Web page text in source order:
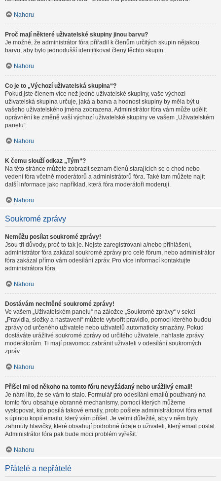
Nahoru
Proč mají některé uživatelské skupiny jinou barvu?
Je možné, že administrátor fóra přiřadil k členům určitých skupin nějakou
barvu, aby bylo jednodušší identifikovat členy těchto skupin.
Nahoru
Co je to „Výchozí uživatelská skupina“?
Pokud jste členem více než jedné uživatelské skupiny, vaše výchozí
uživatelská skupina určuje, jaká a barva a hodnost skupiny by měla být u
vašeho uživatelského jména zobrazena. Administrátor fóra vám může udělit
oprávnění ke změně vaší výchozí uživatelské skupiny ve vašem „Uživatelském
panelu“.
Nahoru
K čemu slouží odkaz „Tým“?
Na této stránce můžete zobrazit seznam členů starajících se o chod nebo
vedení fóra včetně moderátorů a administrátorů fóra. Také tam můžete najít
další informace jako například, která fóra moderátoři moderují.
Nahoru
Soukromé zprávy
Nemůžu posílat soukromé zprávy!
Jsou tři důvody, proč to tak je. Nejste zaregistrovaní a/nebo přihlášení,
administrátor fóra zakázal soukromé zprávy pro celé fórum, nebo administrátor
fóra zakázal přímo vám odesílání zpráv. Pro více informací kontaktujte
administrátora fóra.
Nahoru
Dostávám nechtěné soukromé zprávy!
Ve vašem „Uživatelském panelu“ na záložce „Soukromé zprávy“ v sekci
„Pravidla, složky a nastavení“ můžete vytvořit pravidlo, pomocí kterého budou
zprávy od určeného uživatele nebo uživatelů automaticky smazány. Pokud
dostáváte urážlivé soukromé zprávy od určitého uživatele, nahlaste zprávy
moderátorům. Ti mají pravomoc zabránit uživateli v odesílání soukromých
zpráv.
Nahoru
Přišel mi od někoho na tomto fóru nevyžádaný nebo urážlivý email!
Je nám líto, že se vám to stalo. Formulář pro odesílání emailů používaný na
tomto fóru obsahuje obranné mechanismy, pomocí kterých můžeme
vystopovat, kdo posílá takové emaily, proto pošlete administrátorovi fóra email
s úplnou kopií emailu, který vám přišel. Je velmi důležité, aby v něm byly
zahrnuty hlavičky, které obsahují podrobné údaje o uživateli, který email poslal.
Administrátor fóra pak bude moci problém vyřešit.
Nahoru
Přátelé a nepřátelé